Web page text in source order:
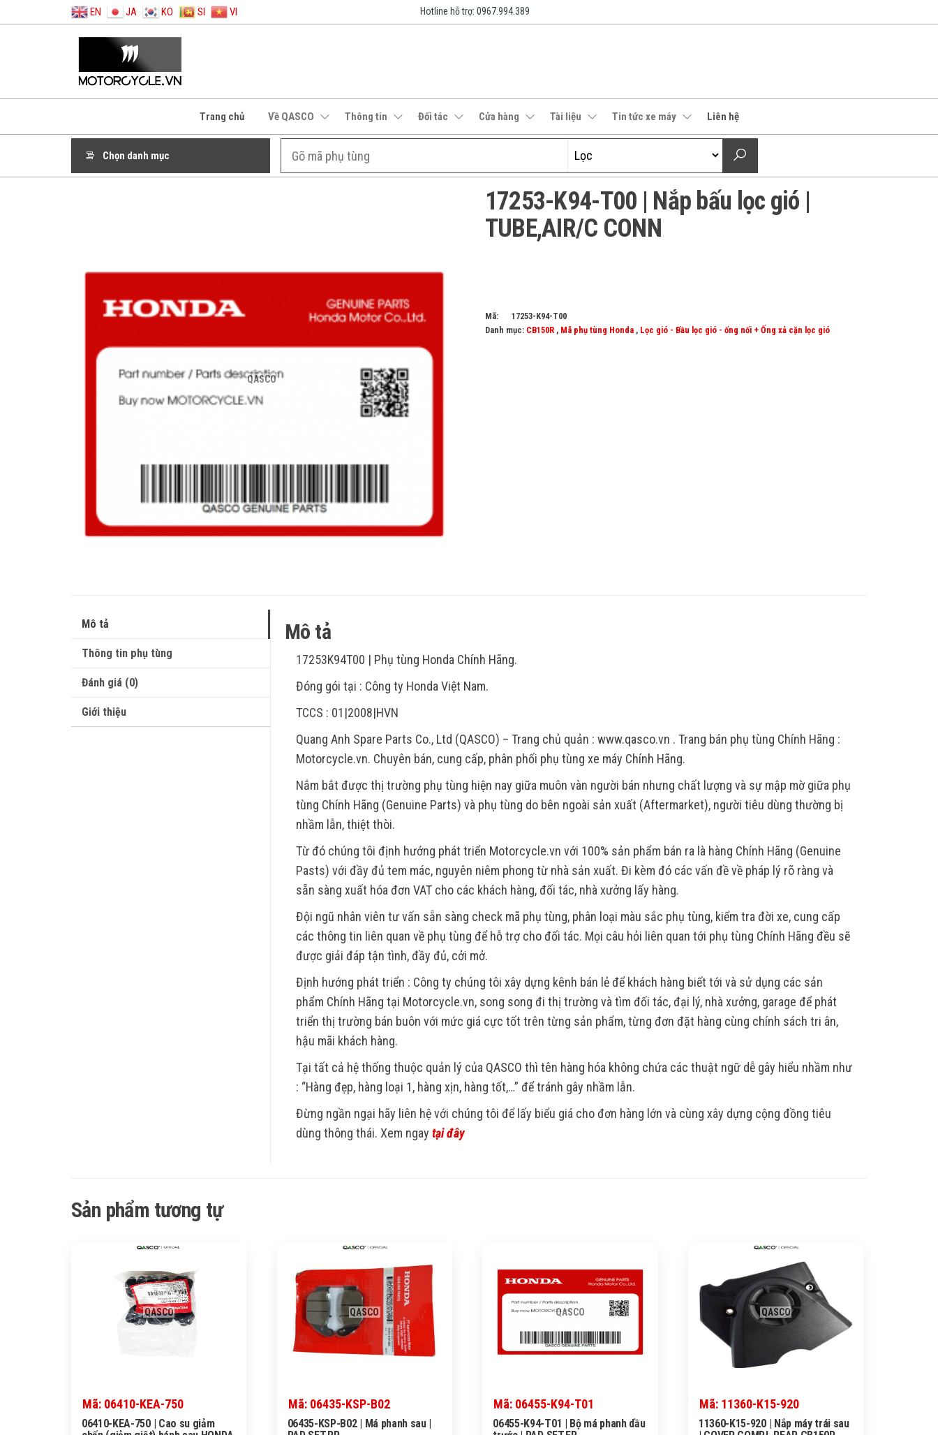
EN JA KO SI VI Hotline hỗ trợ: 0967.994.389
Trang chủ Về QASCO Thông tin Đối tác Cửa hàng Tài liệu Tin tức xe máy Liên hệ
Chọn danh mục
QASCO
17253-K94-T00 | Nắp bấu lọc gió |
TUBE,AIR/C CONN
Mã:
17253-K94-T00
Danh mục: CB150R, Mã phụ tùng Honda, Lọc gió - Bầu lọc gió - ống nối + Ống xả cặn lọc gió
Mô tả
Thông tin phụ tùng
Đánh giá (0)
Giới thiệu
Mô tả
17253K94T00 | Phụ tùng Honda Chính Hãng.
Đóng gói tại : Công ty Honda Việt Nam.
TCCS : 01|2008|HVN
Quang Anh Spare Parts Co., Ltd (QASCO) – Trang chủ quản : www.qasco.vn . Trang bán phụ tùng Chính Hãng :
Motorcycle.vn. Chuyên bán, cung cấp, phân phối phụ tùng xe máy Chính Hãng.
Nắm bắt được thị trường phụ tùng hiện nay giữa muôn vàn người bán nhưng chất lượng và sự mập mờ giữa phụ
tùng Chính Hãng (Genuine Parts) và phụ tùng do bên ngoài sản xuất (Aftermarket), người tiêu dùng thường bị
nhầm lẫn, thiệt thòi.
Từ đó chúng tôi định hướng phát triển Motorcycle.vn với 100% sản phẩm bán ra là hàng Chính Hãng (Genuine
Pasts) với đầy đủ tem mác, nguyên niêm phong từ nhà sản xuất. Đi kèm đó các vấn đề về pháp lý rõ ràng và
sẵn sàng xuất hóa đơn VAT cho các khách hàng, đối tác, nhà xưởng lấy hàng.
Đội ngũ nhân viên tư vấn sẵn sàng check mã phụ tùng, phân loại màu sắc phụ tùng, kiểm tra đời xe, cung cấp
các thông tin liên quan về phụ tùng để hỗ trợ cho đối tác. Mọi câu hỏi liên quan tới phụ tùng Chính Hãng đều sẽ
được giải đáp tận tình, đầy đủ, cởi mở.
Định hướng phát triển : Công ty chúng tôi xây dựng kênh bán lẻ để khách hàng biết tới và sử dụng các sản
phẩm Chính Hãng tại Motorcycle.vn, song song đi thị trường và tìm đối tác, đại lý, nhà xưởng, garage để phát
triển thị trường bán buôn với mức giá cực tốt trên từng sản phẩm, từng đơn đặt hàng cùng chính sách tri ân,
hậu mãi khách hàng.
Tại tất cả hệ thống thuộc quản lý của QASCO thì tên hàng hóa không chứa các thuật ngữ dễ gây hiểu nhầm như
: “Hàng đẹp, hàng loại 1, hàng xịn, hàng tốt,…” để tránh gây nhầm lẫn.
Đừng ngần ngại hãy liên hệ với chúng tôi để lấy biểu giá cho đơn hàng lớn và cùng xây dựng cộng đồng tiêu
dùng thông thái. Xem ngay tại đây
Sản phẩm tương tự
QASCO
Mã: 06410-KEA-750
06410-KEA-750 | Cao su giảm
QASCO
Mã: 06435-KSP-B02
06435-KSP-B02 | Má phanh sau |
QASCO
Mã: 06455-K94-T01
06455-K94-T01 | Bộ má phanh dầu
QASCO
Mã: 11360-K15-920
11360-K15-920 | Nắp máy trái sau